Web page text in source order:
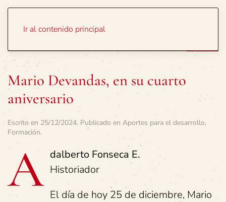
Ir al contenido principal
Mario Devandas, en su cuarto
aniversario
Escrito en 25/12/2024. Publicado en Aportes para el desarrollo,
Formación.
A dalberto Fonseca E.
Historiador
El día de hoy 25 de diciembre, Mario